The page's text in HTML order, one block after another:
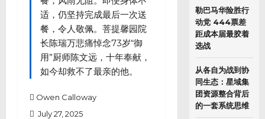
适，仍坚持完成最后一次送
餐，令人敬佩。菩提馨园院
长陈瑞万悲痛悼念73岁“御
用”厨师陈文远，十年奉献，
如今却救不了最亲的他。
Owen Calloway
July 27, 2025
勒巴马华险胜行
动党 444票差
距成本届最胶着
选战
从各自为战到协
同生态：星域集
团资源整合背后
的一套系统思维